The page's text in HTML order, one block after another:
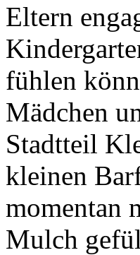
Eltern
fühlen
Mädchen
Stadtteil
kleinen
momentan
Mulch